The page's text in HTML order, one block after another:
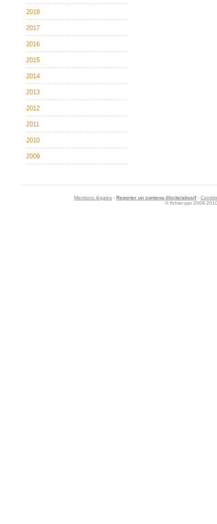
2018
2017
2016
2015
2014
2013
2012
2011
2010
2009
Mentions légales - Reporter un contenu illicite/abusif-
© fichier-ppt 2009-